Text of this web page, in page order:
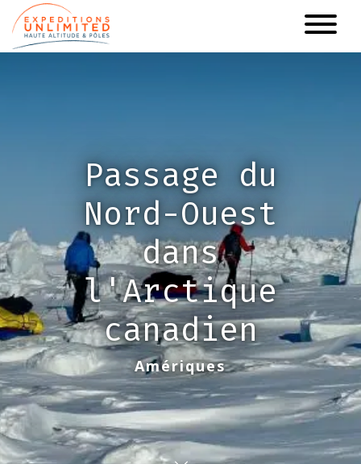
Aller
au
contenu
Passage du
Nord-Ouest
dans
l'Arctique
canadien
Amériques